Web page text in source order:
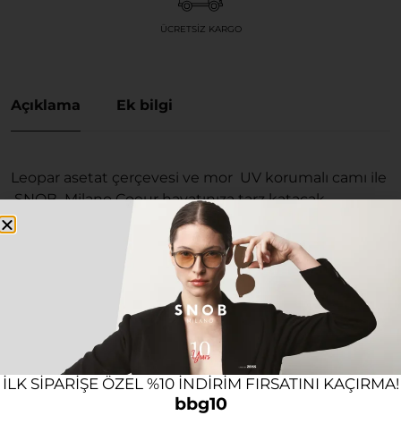
ÜCRETSIZ KARGO
Açıklama Ek bilgi
Leopar asetat çerçevesi ve mor UV korumalı camı ile
SNOB Milano Coeur hayatınıza tarz katacak.
Kullanım alanı: Günlük kullanıma uygun, bir çok tarz
ile uyum sağlayan ve İtalya ‘da üretilmiş SNOB
Milano Coeur vazgeçemediğiniz aksesuarlarınızın
başında gelecek.
Coeur deri kutusu, markaya özel gözlük bezi ile gelir.
Ürünü kullandığınız süre boyunca Bubago olarak her
zaman yeni ürünler, ürün desteği konusunda destek
ILK SIPARIŞE ÖZEL %10 INDIRIM FIRSATINI KAÇIRMA!
bbg10